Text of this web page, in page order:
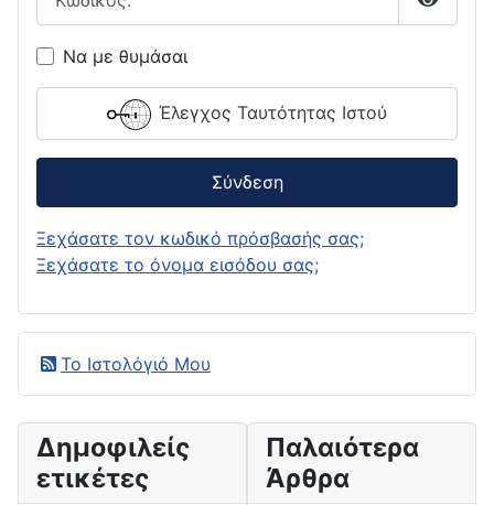
Να με θυμάσαι
Έλεγχος Ταυτότητας Ιστού
Σύνδεση
Ξεχάσατε τον κωδικό πρόσβασής σας;
Ξεχάσατε το όνομα εισόδου σας;
Το Ιστολόγιό Μου
Δημοφιλείς
ετικέτες
Παλαιότερα
Άρθρα